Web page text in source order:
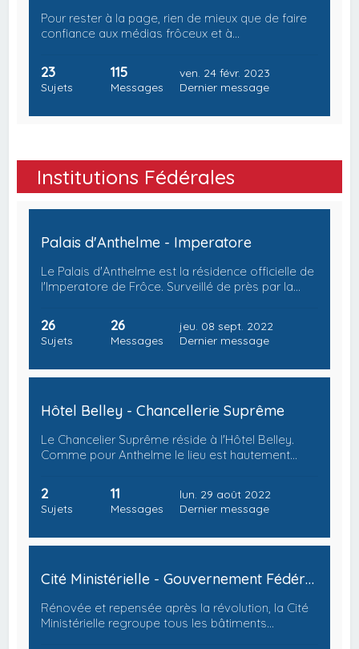
Pour rester à la page, rien de mieux que de faire
confiance aux médias frôceux et à…
23
Sujets
115
Messages
ven. 24 févr. 2023
Dernier message
Institutions Fédérales
Palais d'Anthelme - Imperatore
Le Palais d'Anthelme est la résidence officielle de
l'Imperatore de Frôce. Surveillé de près par la…
26
Sujets
26
Messages
jeu. 08 sept. 2022
Dernier message
Hôtel Belley - Chancellerie Suprême
Le Chancelier Suprême réside à l'Hôtel Belley.
Comme pour Anthelme le lieu est hautement…
2
Sujets
11
Messages
lun. 29 août 2022
Dernier message
Cité Ministérielle - Gouvernement Fédéral
Rénovée et repensée après la révolution, la Cité
Ministérielle regroupe tous les bâtiments…